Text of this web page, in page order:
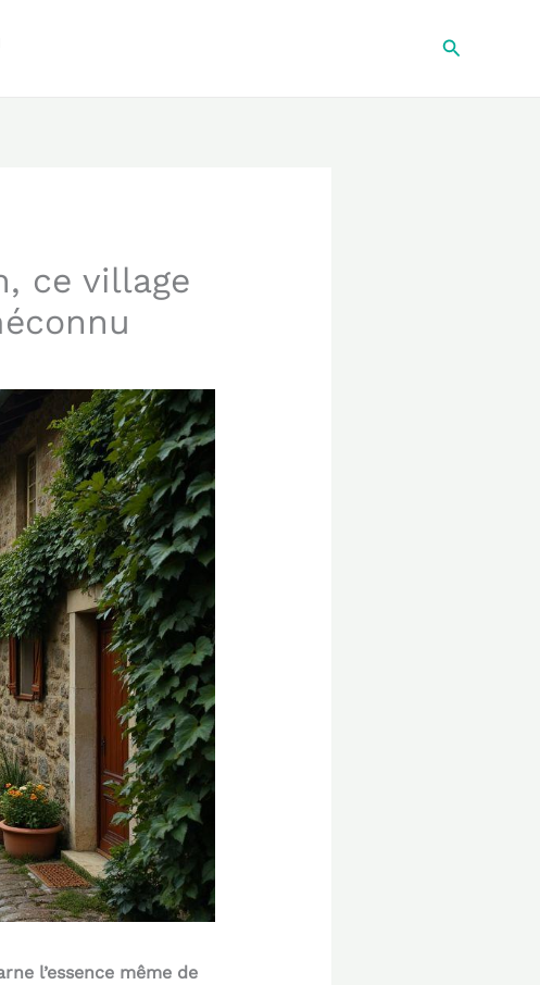
ce village
l’essence même de